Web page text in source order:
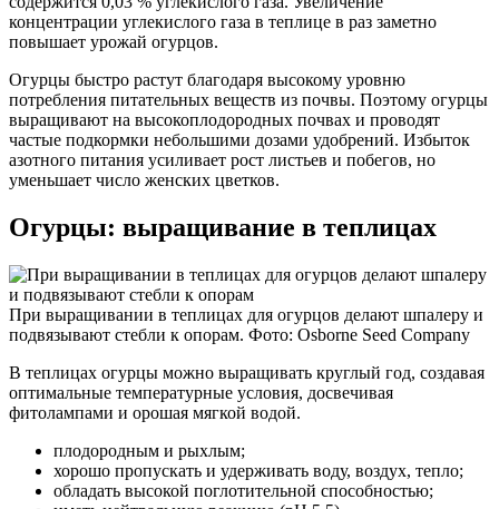
концентрации углекислого газа в теплице в раз заметно
повышает урожай огурцов.
Огурцы быстро растут благодаря высокому уровню
потребления питательных веществ из почвы. Поэтому огурцы
выращивают на высокоплодородных почвах и проводят
частые подкормки небольшими дозами удобрений. Избыток
азотного питания усиливает рост листьев и побегов, но
уменьшает число женских цветков.
Огурцы: выращивание в теплицах
При выращивании в теплицах для огурцов делают шпалеру и
подвязывают стебли к опорам. Фото: Osborne Seed Company
В теплицах огурцы можно выращивать круглый год, создавая
оптимальные температурные условия, досвечивая
фитолампами и орошая мягкой водой.
плодородным и рыхлым;
хорошо пропускать и удерживать воду, воздух, тепло;
обладать высокой поглотительной способностью;